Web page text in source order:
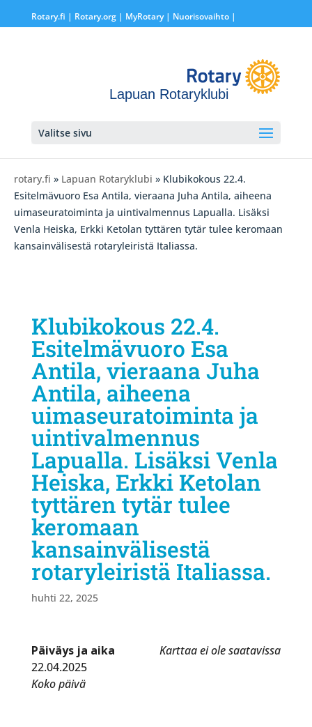
Rotary.fi | Rotary.org| MyRotary | Nuorisovaihto|
Lapuan Rotaryklubi
Valitse sivu
rotary.fi » Lapuan Rotaryklubi » Klubikokous 22.4.
Esitelmävuoro Esa Antila, vieraana Juha Antila, aiheena
uimaseuratoiminta ja uintivalmennus Lapualla. Lisäksi
Venla Heiska, Erkki Ketolan tyttären tytär tulee keromaan
kansainvälisestä rotaryleiristä Italiassa.
Klubikokous 22.4.
Esitelmävuoro Esa
Antila, vieraana Juha
Antila, aiheena
uimaseuratoiminta ja
uintivalmennus
Lapualla. Lisäksi Venla
Heiska, Erkki Ketolan
tyttären tytär tulee
keromaan
kansainvälisestä
rotaryleiristä Italiassa.
huhti 22, 2025
Karttaa ei ole saatavissa
Päiväys ja aika
22.04.2025
Koko päivä